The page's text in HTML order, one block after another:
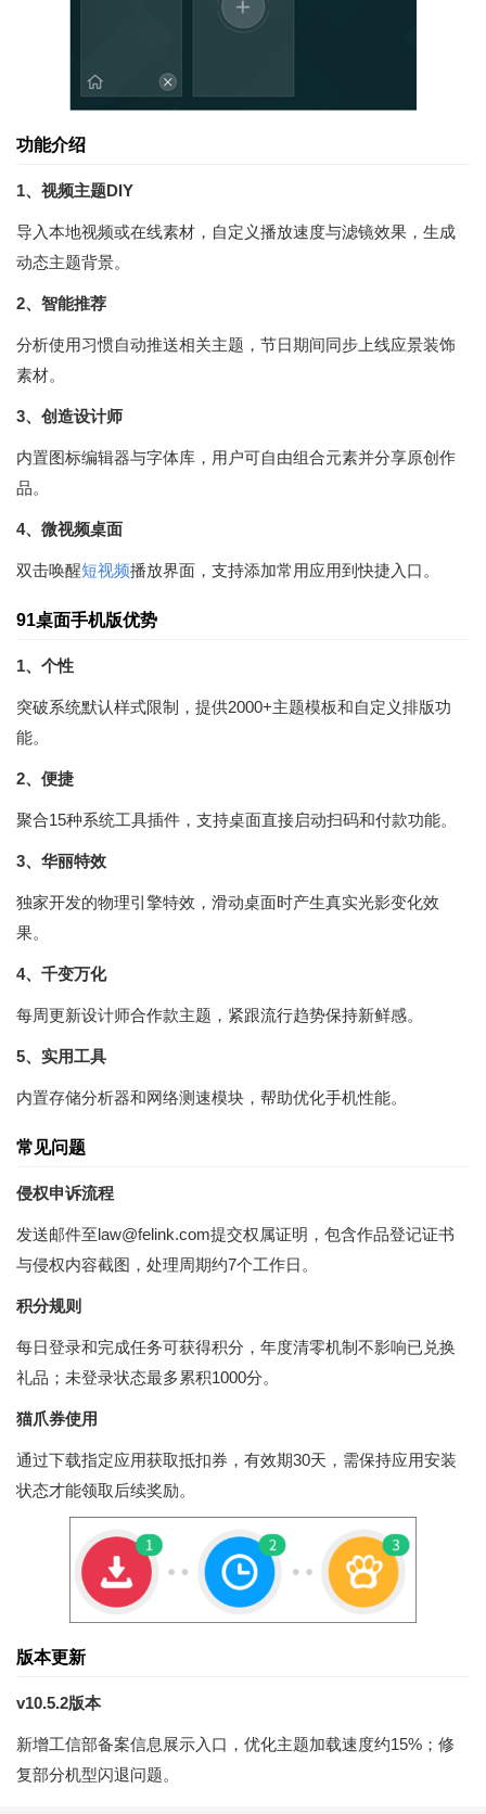
功能介绍
1、视频主题DIY
导入本地视频或在线素材，自定义播放速度与滤镜效果，生成
动态主题背景。
2、智能推荐
分析使用习惯自动推送相关主题，节日期间同步上线应景装饰
素材。
3、创造设计师
内置图标编辑器与字体库，用户可自由组合元素并分享原创作
品。
4、微视频桌面
双击唤醒短视频播放界面，支持添加常用应用到快捷入口。
91桌面手机版优势
1、个性
突破系统默认样式限制，提供2000+主题模板和自定义排版功
能。
2、便捷
聚合15种系统工具插件，支持桌面直接启动扫码和付款功能。
3、华丽特效
独家开发的物理引擎特效，滑动桌面时产生真实光影变化效
果。
4、千变万化
每周更新设计师合作款主题，紧跟流行趋势保持新鲜感。
5、实用工具
内置存储分析器和网络测速模块，帮助优化手机性能。
常见问题
侵权申诉流程
发送邮件至law@felink.com提交权属证明，包含作品登记证书
与侵权内容截图，处理周期约7个工作日。
积分规则
每日登录和完成任务可获得积分，年度清零机制不影响已兑换
礼品；未登录状态最多累积1000分。
猫爪券使用
通过下载指定应用获取抵扣券，有效期30天，需保持应用安装
状态才能领取后续奖励。
版本更新
v10.5.2版本
新增工信部备案信息展示入口，优化主题加载速度约15%；修
复部分机型闪退问题。